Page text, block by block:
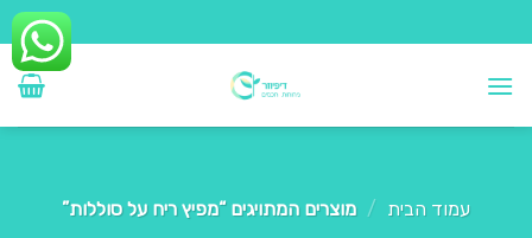
to
content
עמוד הבית / מוצרים המתויגים “מפיץ ריח על סוללות”